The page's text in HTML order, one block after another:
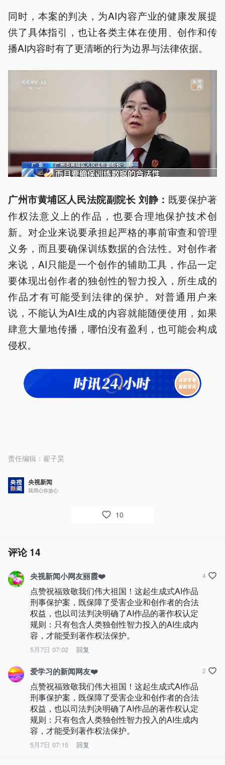
同时，本案的判决，为AI内容产业的健康发展提
供了具体指引，也让各类主体在使用、创作和传
播AI内容时有了更清晰的行为边界与法律依据。
广州市黄埔区人民法院副院长 刘静： 既要保护著
作权法意义上的作品，也要合理地保护技术创
新。对企业来说要承担起严格的事前审查和管理
义务，而且要确保训练数据的合法性。对创作者
来说，AI只能是一个创作的辅助工具，作品一定
要体现出创作者的独创性的智力投入，所生成的
作品才有可能受到法律的保护。对普通用户来
说，不能认为AI生成的内容就能随便使用，如果
肆意大量地传播，哪怕没有盈利，也可能会构成
侵权。
责任编辑： 翟子昊
央视新闻
我用心你放心
10
评论14
央视新闻小网友丽霞❤️
点赞祝福致敬我们伟大祖国！这起生成式AI作品
刑事保护案，既保障了受害企业和创作者的合法
权益，也以司法判决明确了AI作品的著作权认定
规则：只有包含人类独创性智力投入的AI生成内
容，才能受到著作权法保护。
5月7日 07:02 回复
4
爱学习的新闻网友❤️
点赞祝福致敬我们伟大祖国！这起生成式AI作品
刑事保护案，既保障了受害企业和创作者的合法
权益，也以司法判决明确了AI作品的著作权认定
规则：只有包含人类独创性智力投入的AI生成内
容，才能受到著作权法保护。
5月7日 07:15 回复
2